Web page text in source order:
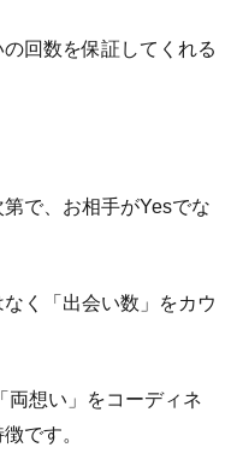
回数を保証してくれる
で、お相手がYesでな
く「出会い数」をカウ
両想い」をコーディネ
です。